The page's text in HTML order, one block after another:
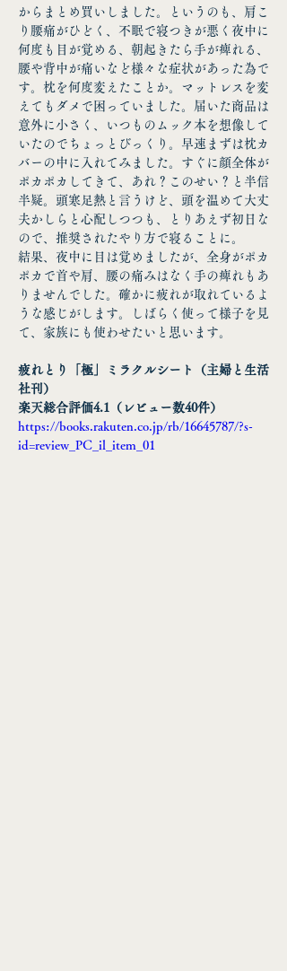
からまとめ買いしました。というのも、肩こ
り腰痛がひどく、不眠で寝つきが悪く夜中に
何度も目が覚める、朝起きたら手が痺れる、
腰や背中が痛いなど様々な症状があった為で
す。枕を何度変えたことか。マットレスを変
えてもダメで困っていました。届いた商品は
意外に小さく、いつものムック本を想像して
いたのでちょっとびっくり。早速まずは枕カ
バーの中に入れてみました。すぐに顔全体が
ポカポカしてきて、あれ？このせい？と半信
半疑。頭寒足熱と言うけど、頭を温めて大丈
夫かしらと心配しつつも、とりあえず初日な
ので、推奨されたやり方で寝ることに。
結果、夜中に目は覚めましたが、全身がポカ
ポカで首や肩、腰の痛みはなく手の痺れもあ
りませんでした。確かに疲れが取れているよ
うな感じがします。しばらく使って様子を見
て、家族にも使わせたいと思います。
疲れとり「極」ミラクルシート（主婦と生活
社刊）
楽天総合評価4.1 （レビュー数40件）
https://books.rakuten.co.jp/rb/16645787/?s-
id=review_PC_il_item_01